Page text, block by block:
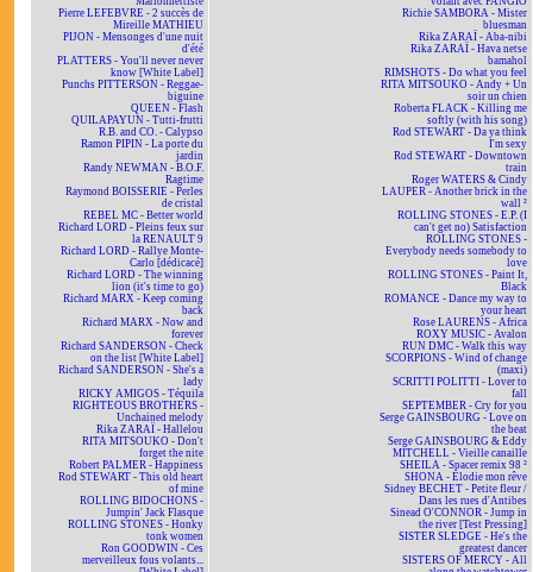
Pierre LEFEBVRE - 2 succès de
Mireille MATHIEU
PIJON - Mensonges d'une nuit
d'été
PLATTERS - You'll never never
know [White Label]
Punchs PITTERSON - Reggae-
biguine
QUEEN - Flash
QUILAPAYUN - Tutti-frutti
R.B. and CO. - Calypso
Ramon PIPIN - La porte du
jardin
Randy NEWMAN - B.O.F.
Ragtime
Raymond BOISSERIE - Perles
de cristal
REBEL MC - Better world
Richard LORD - Pleins feux sur
la RENAULT 9
Richard LORD - Rallye Monte-
Carlo [dédicacé]
Richard LORD - The winning
lion (it's time to go)
Richard MARX - Keep coming
back
Richard MARX - Now and
forever
Richard SANDERSON - Check
on the list [White Label]
Richard SANDERSON - She's a
lady
RICKY AMIGOS - Téquila
RIGHTEOUS BROTHERS -
Unchained melody
Rika ZARAÏ - Hallelou
RITA MITSOUKO - Don't
forget the nite
Robert PALMER - Happiness
Rod STEWART - This old heart
of mine
ROLLING BIDOCHONS -
Jumpin' Jack Flasque
ROLLING STONES - Honky
tonk women
Ron GOODWIN - Ces
merveilleux fous volants...
Richie SAMBORA - Mister
bluesman
Rika ZARAÏ - Aba-nibi
Rika ZARAÏ - Hava netse
bamahol
RIMSHOTS - Do what you feel
RITA MITSOUKO - Andy + Un
soir un chien
Roberta FLACK - Killing me
softly (with his song)
Rod STEWART - Da ya think
I'm sexy
Rod STEWART - Downtown
train
Roger WATERS & Cindy
LAUPER - Another brick in the
wall ²
ROLLING STONES - E.P. (I
can't get no) Satisfaction
ROLLING STONES -
Everybody needs somebody to
love
ROLLING STONES - Paint It,
Black
ROMANCE - Dance my way to
your heart
Rose LAURENS - Africa
ROXY MUSIC - Avalon
RUN DMC - Walk this way
SCORPIONS - Wind of change
(maxi)
SCRITTI POLITTI - Lover to
fall
SEPTEMBER - Cry for you
Serge GAINSBOURG - Love on
the beat
Serge GAINSBOURG & Eddy
MITCHELL - Vieille canaille
SHEILA - Spacer remix 98 ²
SHONA - Elodie mon rêve
Sidney BECHET - Petite fleur /
Dans les rues d'Antibes
Sinead O'CONNOR - Jump in
the river [Test Pressing]
SISTER SLEDGE - He's the
greatest dancer
SISTERS OF MERCY - All